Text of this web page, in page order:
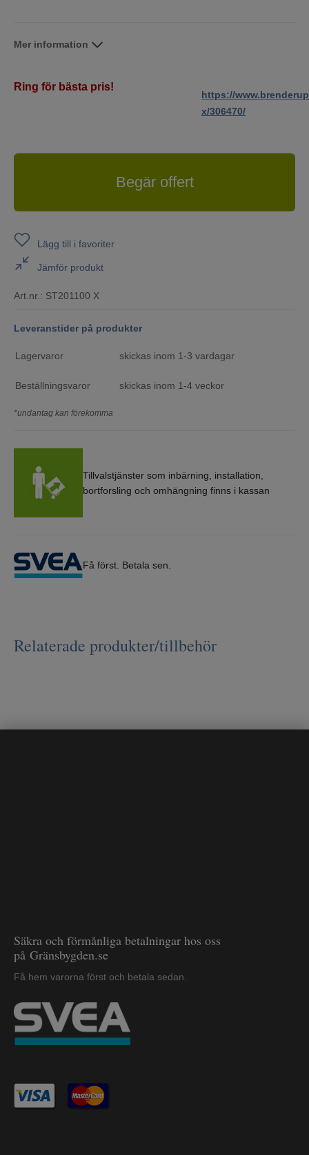
Mer information
Ring för bästa pris!
https://
x/306470/
Begär offert
Lägg till i favoriter
Jämför produkt
Art.nr.: ST201100 X
Leveranstider på produkter
Lagervaror skickas inom 1-3 vardagar
Beställningsvaror skickas inom 1-4 veckor
*undantag kan förekomma
Tillvalstjänster som inbärning, installation,
bortforsling och omhängning finns i kassan
Få först. Betala sen.
Relaterade produkter/tillbehör
Säkra och förmånliga betalningar hos oss
på Gränsbygden.se
Få hem varorna först och betala sedan.